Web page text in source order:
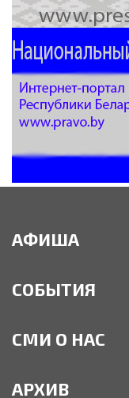
АФИША
СОБЫТИЯ
СМИ О НАС
АРХИВ